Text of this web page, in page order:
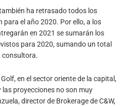
ha retrasado todos los
para el año 2020. Por ello, a los
en 2021 se sumarán los
para 2020, sumando un total
consultora.
en el sector oriente de la capital,
proyecciones no son muy
director de Brokerage de C&W,